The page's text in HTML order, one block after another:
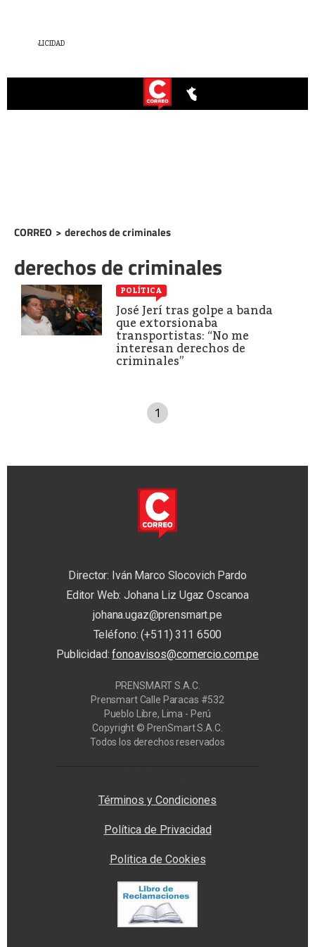
CORREO > derechos de criminales
derechos de criminales
POLÍTICA
José Jerí tras golpe a banda
que extorsionaba
transportistas: “No me
interesan derechos de
criminales”
1
Director: Iván Marco Slocovich Pardo
Editor Web: Johana Liz Ugaz Oscanoa
johana.ugaz@prensmart.pe
Teléfono: (+511) 311 6500
Publicidad:fonoavisos@comercio.com.pe
PRENSMART S.A.C.
Prensmart Calle Paracas #532
Pueblo Libre, Lima - Perú
Copyright © PrenSmart S.A.C.
Todos los derechos reservados
Términos y Condiciones
Política de Privacidad
Politica de Cookies